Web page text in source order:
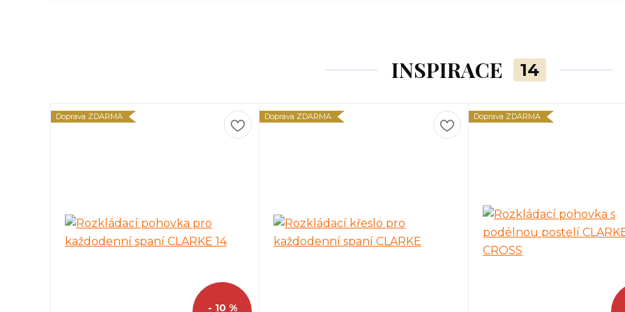
INSPIRACE 14
Doprava ZDARMA
- 10 %
Doprava ZDARMA Doprava ZDARMA